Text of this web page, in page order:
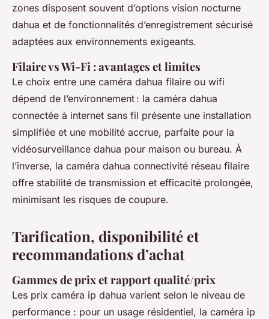
zones disposent souvent d’options vision nocturne
dahua et de fonctionnalités d’enregistrement sécurisé
adaptées aux environnements exigeants.
Filaire vs Wi-Fi : avantages et limites
Le choix entre une caméra dahua filaire ou wifi
dépend de l’environnement : la caméra dahua
connectée à internet sans fil présente une installation
simplifiée et une mobilité accrue, parfaite pour la
vidéosurveillance dahua pour maison ou bureau. À
l’inverse, la caméra dahua connectivité réseau filaire
offre stabilité de transmission et efficacité prolongée,
minimisant les risques de coupure.
Tarification, disponibilité et
recommandations d’achat
Gammes de prix et rapport qualité/prix
Les prix caméra ip dahua varient selon le niveau de
performance : pour un usage résidentiel, la caméra ip